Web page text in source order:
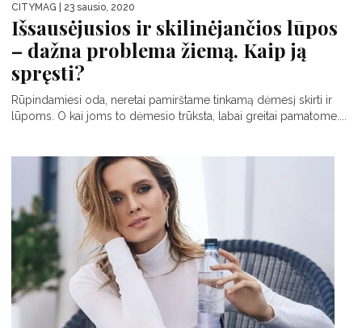
CITYMAG | 23 sausio, 2020
Išsausėjusios ir skilinėjančios lūpos
– dažna problema žiemą. Kaip ją
spręsti?
Rūpindamiesi oda, neretai pamirštame tinkamą dėmesį skirti ir
lūpoms. O kai joms to dėmesio trūksta, labai greitai pamatome....